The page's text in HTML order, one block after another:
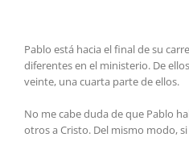
Pablo está hacia el final de su
diferentes en el ministerio. De
veinte, una cuarta parte de ellos.
No me cabe duda de que Pablo
otros a Cristo. Del mismo modo,